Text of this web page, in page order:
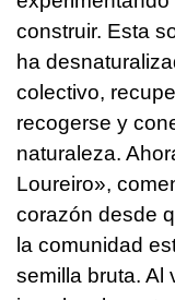
construir. Esta
ha
colectivo,
recogerse y
naturaleza.
Loureiro»,
corazón desde
la comunidad
semilla bruta. Al